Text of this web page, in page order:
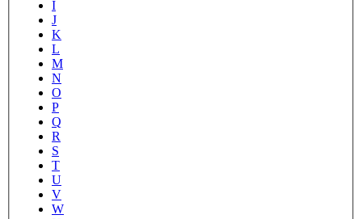
I
J
K
L
M
N
O
P
Q
R
S
T
U
V
W